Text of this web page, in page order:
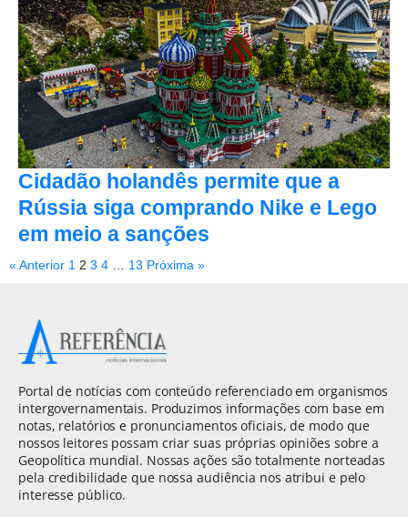
Cidadão holandês permite que a
Rússia siga comprando Nike e Lego
em meio a sanções
« Anterior 1 2 3 4 13 Próxima »
Portal de notícias com conteúdo referenciado em organismos
intergovernamentais. Produzimos informações com base em
notas, relatórios e pronunciamentos oficiais, de modo que
nossos leitores possam criar suas próprias opiniões sobre a
Geopolítica mundial. Nossas ações são totalmente norteadas
pela credibilidade que nossa audiência nos atribui e pelo
interesse público.